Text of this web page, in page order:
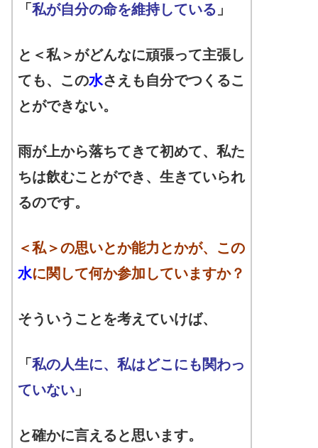
「私が自分の命を維持している 」
と＜私＞がどんなに頑張って主張し
ても、この水さえも自分でつくるこ
とができない。
雨が上から落ちてきて初めて、私た
ちは飲むことができ、生きていられ
るのです。
＜私＞の思いとか能力とかが、この
水に関して何か参加していますか？
そういうことを考えていけば、
「私の人生に、私はどこにも関わっ
ていない 」
と確かに言えると思います。